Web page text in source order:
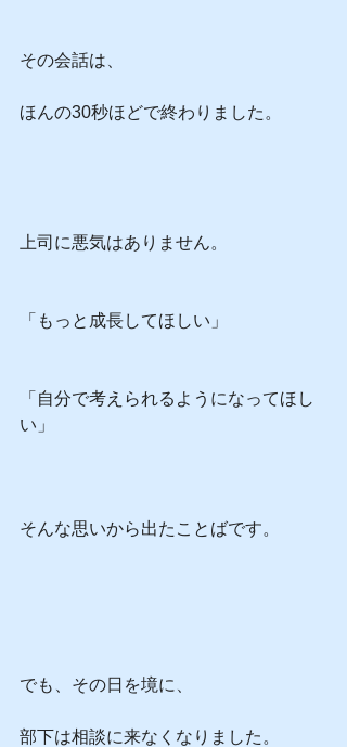
その会話は、
ほんの30秒ほどで終わりました。
上司に悪気はありません。
「もっと成長してほしい」
「自分で考えられるようになってほし
い」
そんな思いから出たことばです。
でも、その日を境に、
部下は相談に来なくなりました。